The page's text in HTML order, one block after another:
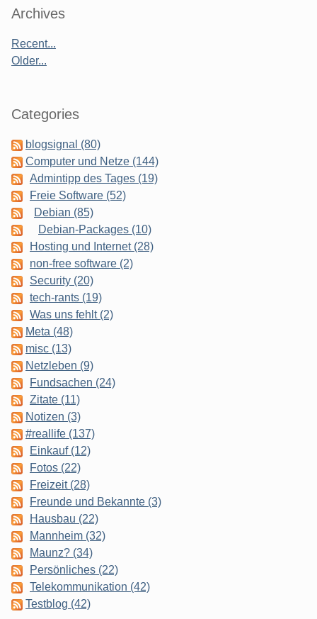
Sidebar
Archives
Recent...
Older...
Categories
blogsignal (80)
Computer und Netze (144)
Admintipp des Tages (19)
Freie Software (52)
Debian (85)
Debian-Packages (10)
Hosting und Internet (28)
non-free software (2)
Security (20)
tech-rants (19)
Was uns fehlt (2)
Meta (48)
misc (13)
Netzleben (9)
Fundsachen (24)
Zitate (11)
Notizen (3)
#reallife (137)
Einkauf (12)
Fotos (22)
Freizeit (28)
Freunde und Bekannte (3)
Hausbau (22)
Mannheim (32)
Maunz? (34)
Persönliches (22)
Telekommunikation (42)
Testblog (42)